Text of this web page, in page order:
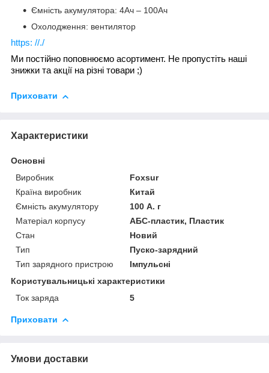
Ємність акумулятора: 4Ач – 100Ач
Охолодження: вентилятор
https: //./
Ми постійно поповнюємо асортимент. Не пропустіть наші
знижки та акції на різні товари ;)
Приховати
Характеристики
Основні
Виробник
Foxsur
Країна виробник
Китай
Ємність акумулятору
100 А. г
Матеріал корпусу
АБС-пластик, Пластик
Стан
Новий
Тип
Пуско-зарядний
Тип зарядного пристрою
Імпульсні
Користувальницькі характеристики
Ток заряда
5
Приховати
Умови доставки